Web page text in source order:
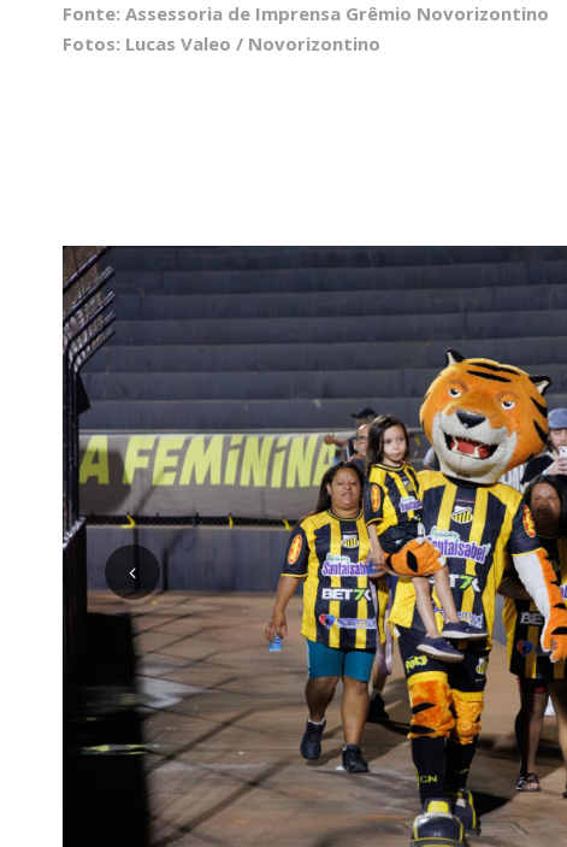
Fonte: Assessoria de Imprensa Grêmio Novorizontino
Fotos: Lucas Valeo / Novorizontino